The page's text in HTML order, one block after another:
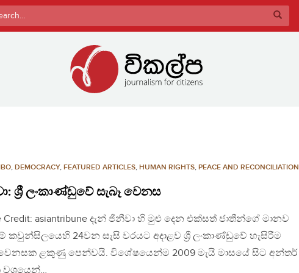
, DEMOCRACY, FEATURED ARTICLES, HUMAN RIGHTS, PEACE AND RECONCILIATION
ශ්‍රී ලංකාණ්ඩුවේ සැබෑ වෙනස
Credit: asiantribune දැන් ජිනීවා හි මුළු දෙන එක්සත් ජාතීන්ගේ මානව
කවුන්සිලයෙහි 24වන සැසි වරයට අදාළව ශ්‍රී ලංකාණ්ඩුවේ හැසිරීම
වෙනසක ළකුණු පෙන්වයි. විශේෂයෙන්ම 2009 මැයි මාසයේ සිට අන්තර්
වශයෙන්…